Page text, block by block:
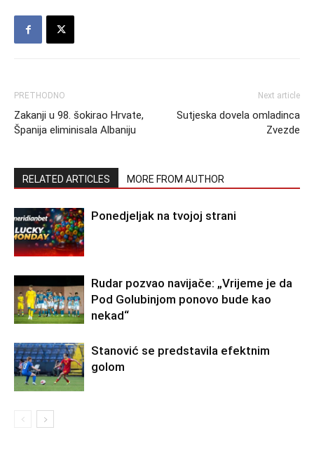
PRETHODNO
Zakanji u 98. šokirao Hrvate,
Španija eliminisala Albaniju
Next article
Sutjeska dovela omladinca
Zvezde
RELATED ARTICLES MORE FROM AUTHOR
Ponedjeljak na tvojoj strani
Rudar pozvao navijače: „Vrijeme je da
Pod Golubinjom ponovo bude kao
nekad“
Stanović se predstavila efektnim
golom